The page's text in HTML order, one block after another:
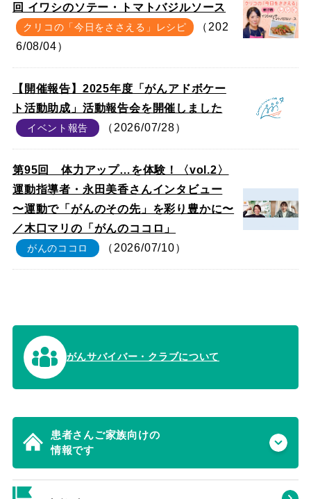
回 イワシのソテー・トマトバジルソース
クリコの「今日をささえる」レシピ
（202
6/08/04）
【開催報告】2025年度「がんアドボケー
ト活動助成」活動報告会を開催しました
イベント報告 （2026/07/28）
第95回 体力アップ…を体験！〈vol.2〉
運動指導者・永田美香さんインタビュー
〜運動で「がんのその先」を彩り豊かに〜
／木口マリの「がんのココロ」
がんのココロ （2026/07/10）
がんサバイバー・クラブについて
患者さんご家族向けの
情報です